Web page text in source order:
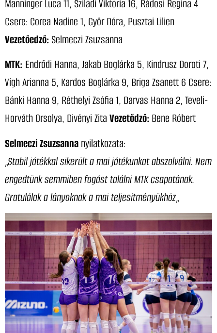
Manninger Luca 11, Sziládi Viktória 16, Rádosi Regina 4
Csere: Corea Nadine 1, Győr Dóra, Pusztai Lilien
Vezetőedző:Selmeczi Zsuzsanna
MTK: Endrődi Hanna, Jakab Boglárka 5, Kindrusz Doroti 7,
Vígh Arianna 5, Kardos Boglárka 9, Briga Zsanett 6 Csere:
Bánki Hanna 9, Réthelyi Zsófia 1, Darvas Hanna 2, Teveli-
Horváth Orsolya, Divényi ZitaVezetődző:Bene Róbert
Selmeczi Zsuzsannanyilatkozata:
„Stabil játékkal sikerült a mai játékunkat abszolválni. Nem
engedtünk semmiben fogást találni MTK csapatának.
Gratulálok a lányoknak a mai teljesítményükhöz„